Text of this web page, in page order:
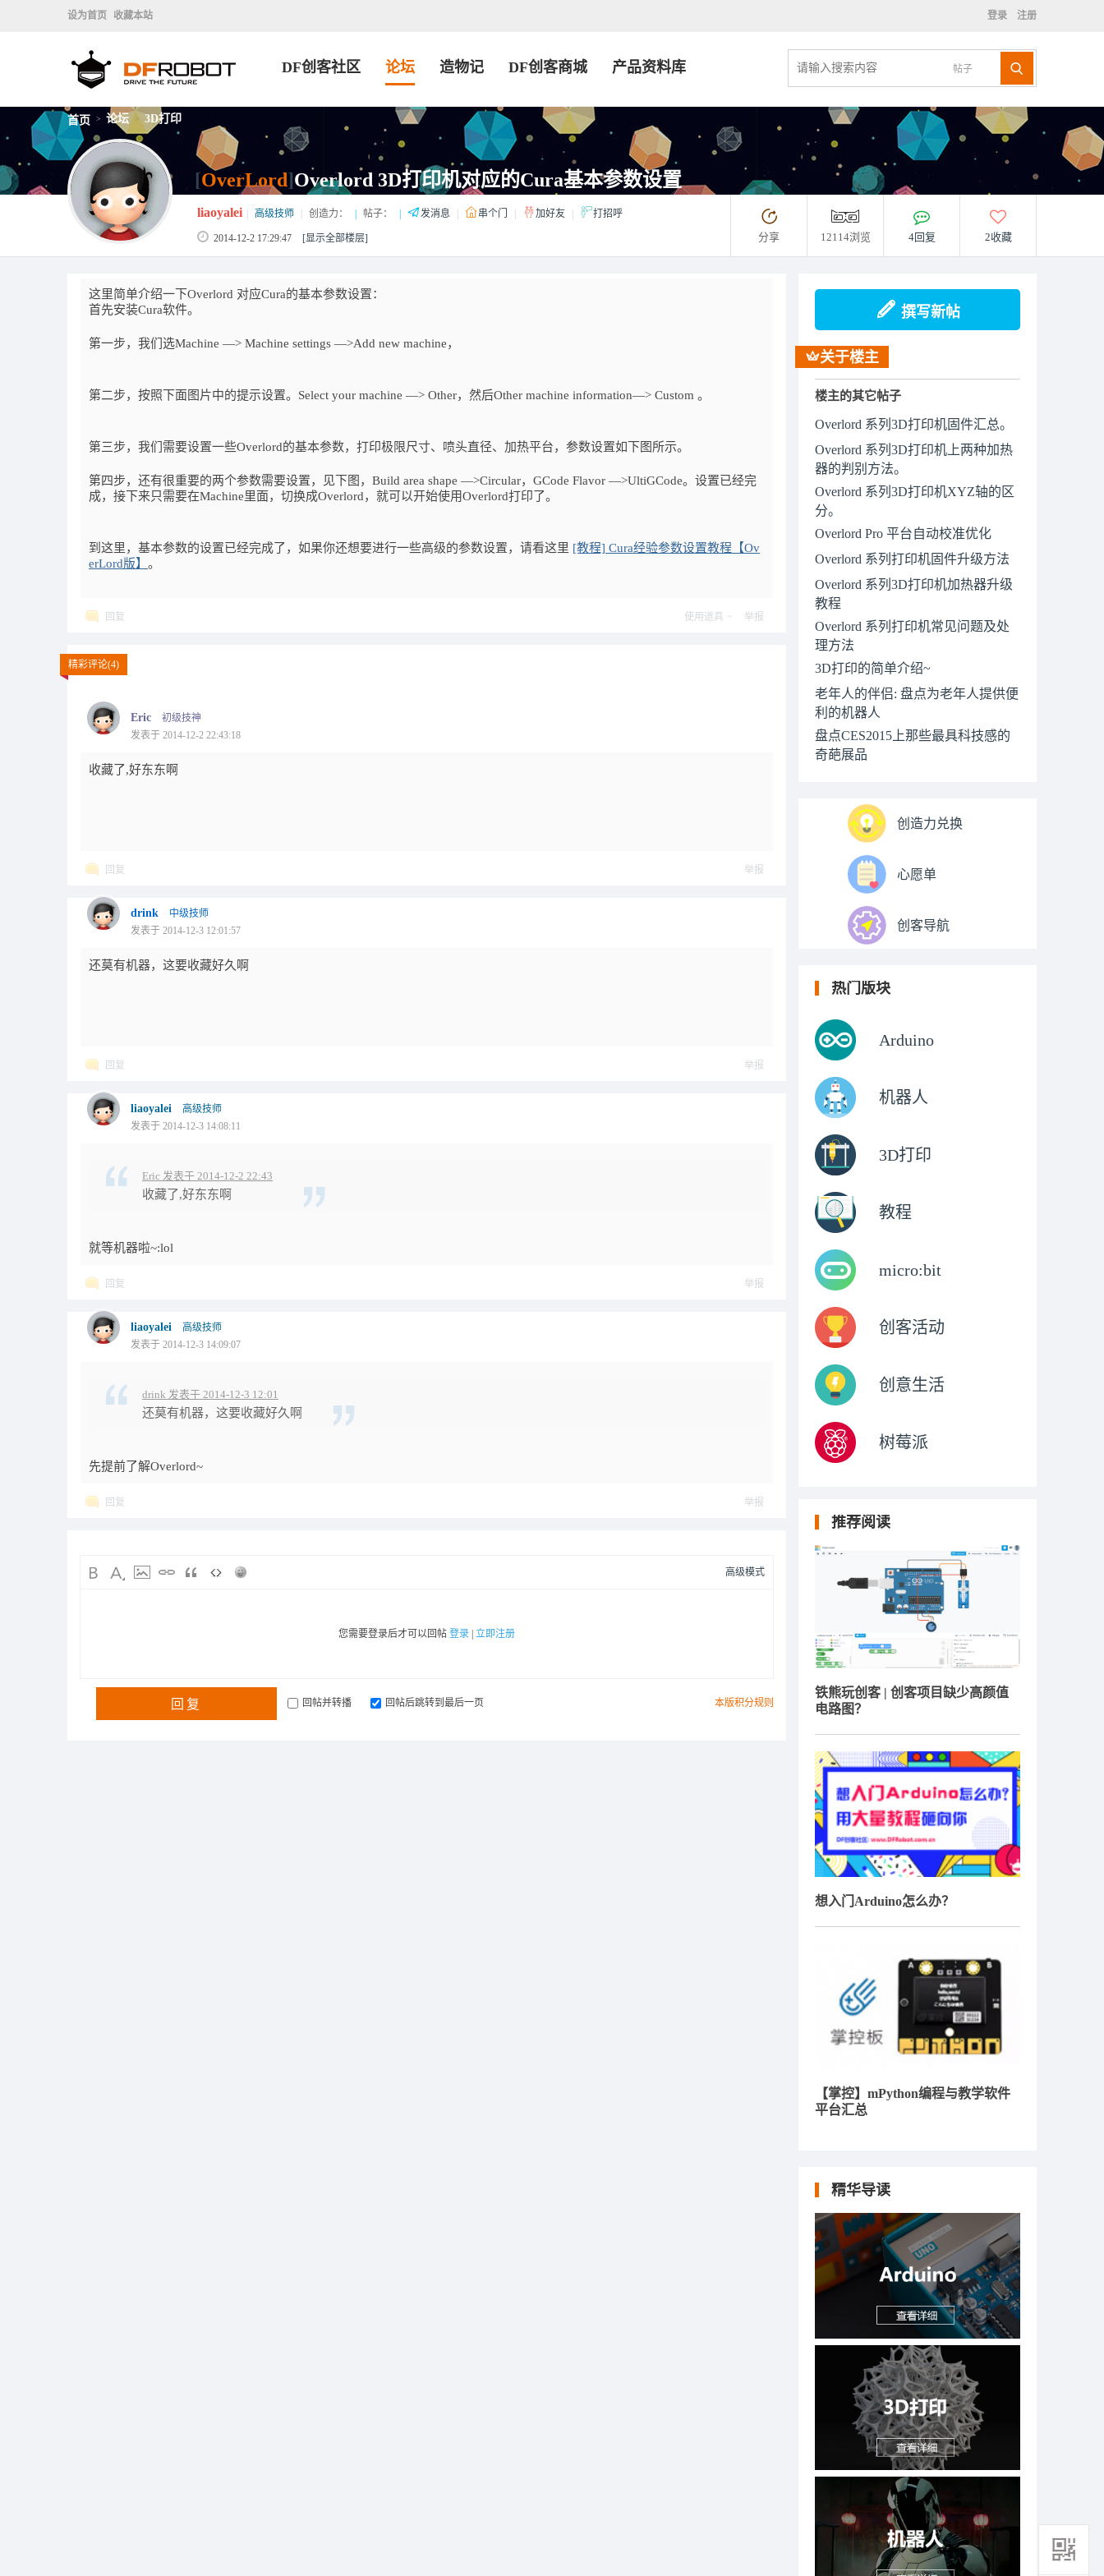
设为首页 收藏本站 登录 注册
帖子
DF创客社区 论坛 造物记 DF创客商城 产品资料库
首页 > 论坛 > 3D打印
[OverLord]Overlord 3D打印机对应的Cura基本参数设置
liaoyalei 高级技师 创造力： 帖子： 发消息 串个门 加好友 打招呼
2014-12-2 17:29:47 [显示全部楼层] 分享 12114浏览 4回复 2收藏
这里简单介绍一下Overlord 对应Cura的基本参数设置：
首先安装Cura软件。
第一步，我们选Machine —> Machine settings —>Add new machine，
第二步，按照下面图片中的提示设置。Select your machine —> Other，然后Other machine information—> Custom 。
第三步，我们需要设置一些Overlord的基本参数，打印极限尺寸、喷头直径、加热平台，参数设置如下图所示。
第四步，还有很重要的两个参数需要设置，见下图，Build area shape —>Circular，GCode Flavor —>UltiGCode。设置已经完
成，接下来只需要在Machine里面，切换成Overlord，就可以开始使用Overlord打印了。
到这里，基本参数的设置已经完成了，如果你还想要进行一些高级的参数设置，请看这里 [教程] Cura经验参数设置教程【Ov
erLord版】 。
回复 使用道具 举报
精彩评论(4)
Eric
初级技神
发表于 2014-12-2 22:43:18
收藏了,好东东啊
回复 举报
drink
中级技师
发表于 2014-12-3 12:01:57
还莫有机器，这要收藏好久啊
回复 举报
liaoyalei
高级技师
发表于 2014-12-3 14:08:11
Eric 发表于 2014-12-2 22:43
收藏了,好东东啊
就等机器啦~:lol
回复 举报
liaoyalei
高级技师
发表于 2014-12-3 14:09:07
drink 发表于 2014-12-3 12:01
还莫有机器，这要收藏好久啊
先提前了解Overlord~
回复 举报
高级模式
您需要登录后才可以回帖 登录 立即注册
本版积分规则
回复 回帖并转播 回帖后跳转到最后一页
撰写新帖
关于楼主
楼主的其它帖子
Overlord 系列3D打印机固件汇总。
Overlord 系列3D打印机上两种加热
器的判别方法。
Overlord 系列3D打印机XYZ轴的区
分。
Overlord Pro 平台自动校准优化
Overlord 系列打印机固件升级方法
Overlord 系列3D打印机加热器升级
教程
Overlord 系列打印机常见问题及处
理方法
3D打印的简单介绍~
老年人的伴侣: 盘点为老年人提供便
利的机器人
盘点CES2015上那些最具科技感的
奇葩展品
创造力兑换
心愿单
创客导航
热门版块
Arduino
机器人
3D打印
教程
micro:bit
创客活动
创意生活
树莓派
推荐阅读
铁熊玩创客 | 创客项目缺少高颜值
电路图？
想入门Arduino怎么办？
【掌控】mPython编程与教学软件
平台汇总
精华导读